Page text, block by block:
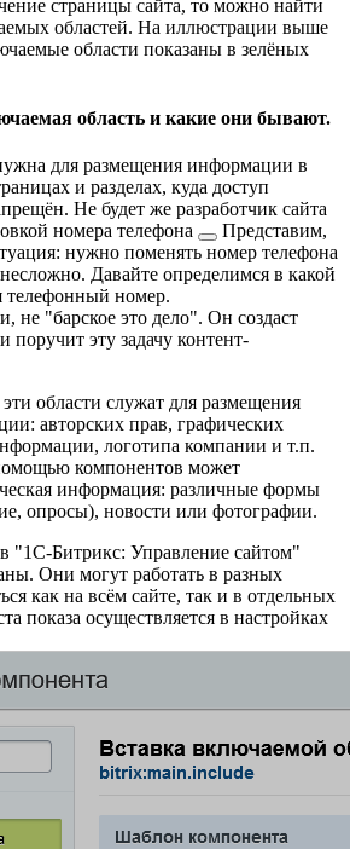
страницы сайта, то можно найти
областей. На иллюстрации выше
области показаны в зелёных
область и какие они бывают.
для размещения информации в
и разделах, куда доступ
Не будет же разработчик сайта
номера телефона
Представим,
нужно поменять номер телефона
Давайте определимся в какой
телефонный номер.
не "барское это дело". Он создаст
эту задачу контент-
области служат для размещения
авторских прав, графических
логотипа компании и т.п.
компонентов может
информация: различные формы
опросы), новости или фотографии.
"1С-Битрикс: Управление сайтом"
Они могут работать в разных
как на всём сайте, так и в отдельных
показа осуществляется в настройках